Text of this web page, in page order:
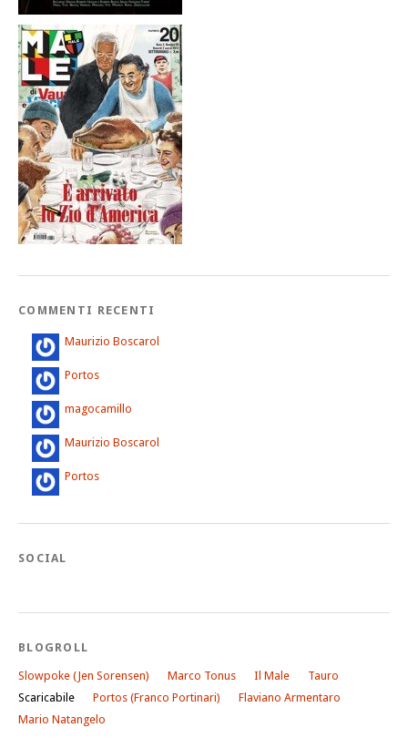
COMMENTI RECENTI
Maurizio Boscarol
Portos
magocamillo
Maurizio Boscarol
Portos
SOCIAL
BLOGROLL
Slowpoke (Jen Sorensen) Marco Tonus Il Male
Tauro
Scaricabile
Portos (Franco Portinari)
Flaviano Armentaro
Mario Natangelo